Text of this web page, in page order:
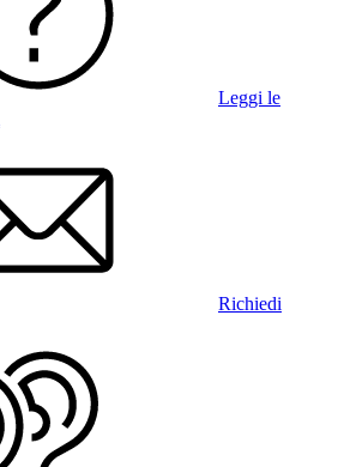
Leggi le
Richiedi